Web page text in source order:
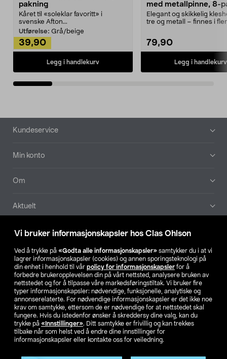
Vi bruker informasjonskapsler hos Clas Ohlson
Ved å trykke på «Godta alle informasjonskapsler» samtykker du i at vi
lagrer informasjonskapsler (cookies) og annen sporingsteknologi på
din enhet i henhold til vår policy for informasjonskapsler for å
forbedre brukeropplevelsen din på vårt nettsted, analysere bruken av
nettstedet og for å tilpasse våre markedsføringstiltak. Vi bruker fire
typer informasjonskapsler: nødvendige, funksjonelle, analytiske og
annonserelaterte. For nødvendige informasjonskapsler er det ikke noe
krav om samtykke, ettersom de er nødvendige for at nettstedet skal
fungere. Hvis du istedenfor ønsker å skreddersy dine valg, kan du
trykke på «Innstillinger». Ditt samtykke er frivillig og kan trekkes
tilbake når som helst ved å endre dine innstillinger for
informasjonskapsler eller kontakte oss for veiledning.
pakning
Kåret til «soleklar favoritt» i
svenske Afton...
Utførelse: Grå/beige
39,90
Legg i handlekurv
med metallpinne, 8-
Elegant og skikkelig
tre og metall – finnes i
79,90
Legg i handlekurv
Bunntekst
Kundeservice
Min konto
Om
Aktuelt
Våre selskaper
Finn din butikk
SE NO FI